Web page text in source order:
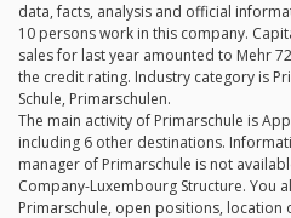
data, facts, analysis and official
10 persons work in this company.
sales for last year amounted to Mehr
the credit rating. Industry category is
Schule, Primarschulen.
The main activity of Primarschule is
including 6 other destinations.
manager of Primarschule is not
Company-Luxembourg Structure. You
Primarschule, open positions, location